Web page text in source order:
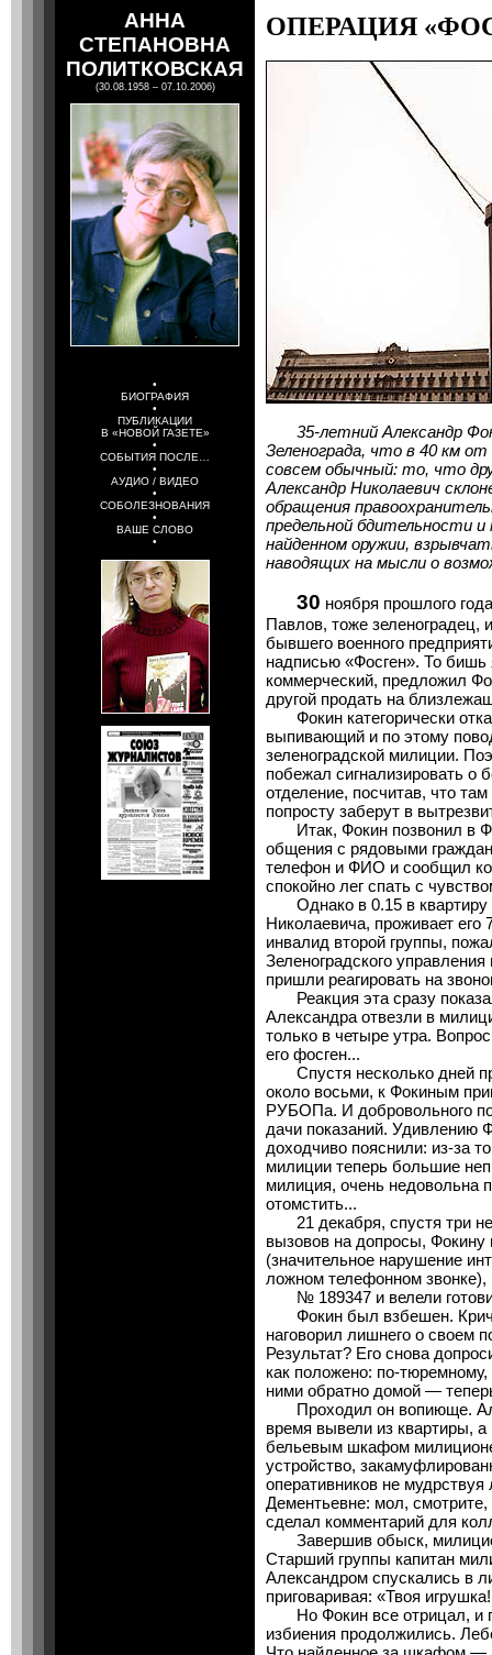
АННА
СТЕПАНОВНА
ПОЛИТКОВСКАЯ
(30.08.1958 – 07.10.2006)
•
БИОГРАФИЯ
•
ПУБЛИКАЦИИ
В «НОВОЙ ГАЗЕТЕ»
•
СОБЫТИЯ ПОСЛЕ…
•
АУДИО / ВИДЕО
•
СОБОЛЕЗНОВАНИЯ
•
ВАШЕ СЛОВО
•
ОПЕРАЦИЯ
35-летний Александр
Зеленограда, что в 40 км
совсем обычный: то, что
Александр Николаевич
обращения
предельной бдительности
найденном оружии,
наводящих на мысли о
30 ноября прошлого
Павлов, тоже зеленоградец,
бывшего военного
надписью «Фосген». То бишь
коммерческий, предложил
другой продать на
Фокин категорически
выпивающий и по этому
зеленоградской милиции.
побежал сигнализировать о
отделение, посчитав, что
попросту заберут в
Итак, Фокин позвонил в
общения с рядовыми
телефон и ФИО и сообщил
спокойно лег спать с
Однако в 0.15 в квартиру
Николаевича, проживает
инвалид второй группы,
Зеленоградского
пришли реагировать на
Реакция эта сразу
Александра отвезли в
только в четыре утра.
его фосген...
Спустя несколько дней
около восьми, к Фокиным
РУБОПа. И добровольного
дачи показаний. Удивлению
доходчиво пояснили: из-за
милиции теперь большие
милиция, очень недовольна
отомстить...
21 декабря, спустя три
вызовов на допросы,
(значительное нарушение
ложном телефонном звонке),
№ 189347 и велели
Фокин был взбешен.
наговорил лишнего о своем
Результат? Его снова
как положено: по-
ними обратно домой —
Проходил он вопиюще.
время вывели из квартиры, а
бельевым шкафом
устройство,
оперативников не
Дементьевне: мол, смотрите,
сделал комментарий для
Завершив обыск,
Старший группы капитан
Александром спускались в
приговаривая: «Твоя
Но Фокин все отрицал, и
избиения продолжились.